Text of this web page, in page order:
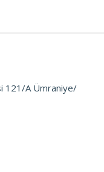
121/A Ümraniye/